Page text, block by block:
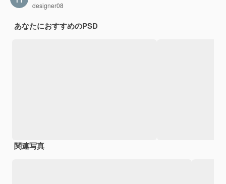
designer08
あなたにおすすめのPSD
関連写真